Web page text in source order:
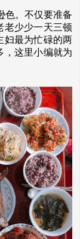
。不仅要准备
老少少一天三顿
妇最为忙碌的两
，这里小编就为